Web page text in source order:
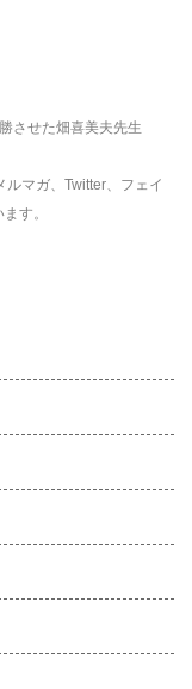
させた畑喜美夫先生
マガ、Twitter、フェイ
す。